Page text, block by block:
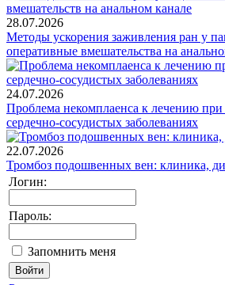
28.07.2026
Методы ускорения заживления ран у
оперативные вмешательства на
24.07.2026
Проблема некомплаенса к лечению
сердечно-сосудистых заболеваниях
22.07.2026
Тромбоз подошвенных вен: клиника,
Логин:
Пароль:
Запомнить меня